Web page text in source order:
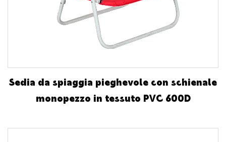
Sedia da spiaggia pieghevole con schienale
monopezzo in tessuto PVC 600D